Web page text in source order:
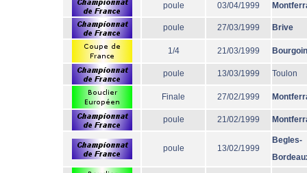
poule 03/04/1999
poule 27/03/1999 Brive
1/4 21/03/1999 Bourgoin
poule 13/03/1999 Toulon
Finale 27/02/1999
poule 21/02/1999
poule 13/02/1999
Begles-